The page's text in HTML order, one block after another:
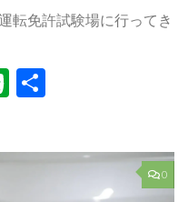
転免許試験場に行ってき
Evernote
0